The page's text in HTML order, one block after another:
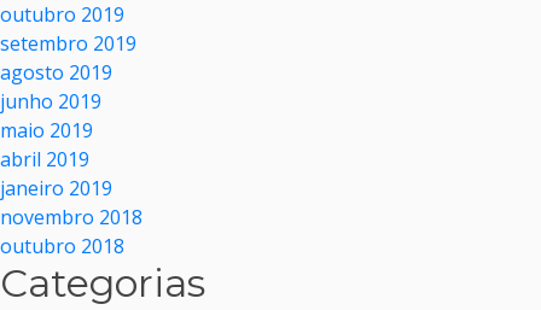
outubro 2019
setembro 2019
agosto 2019
junho 2019
maio 2019
abril 2019
janeiro 2019
novembro 2018
outubro 2018
Categorias